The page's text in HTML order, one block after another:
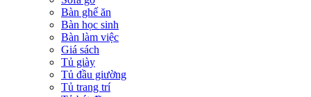
Bàn ghế ăn
Bàn học sinh
Bàn làm việc
Giá sách
Tủ giày
Tủ đầu giường
Tủ trang trí